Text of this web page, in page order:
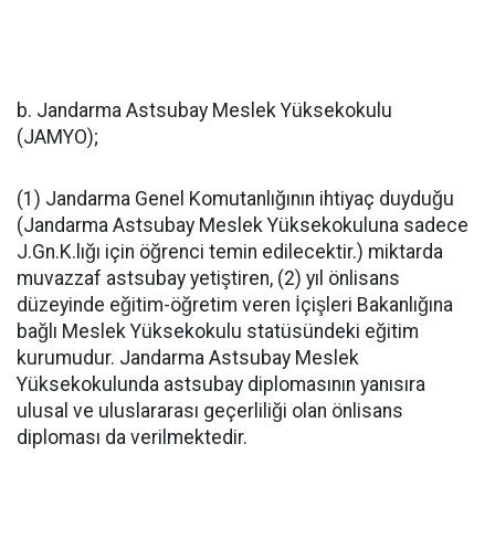
b. Jandarma Astsubay Meslek Yüksekokulu
(JAMYO);
(1) Jandarma Genel Komutanlığının ihtiyaç duyduğu
(Jandarma Astsubay Meslek Yüksekokuluna sadece
J.Gn.K.lığı için öğrenci temin edilecektir.) miktarda
muvazzaf astsubay yetiştiren, (2) yıl önlisans
düzeyinde eğitim-öğretim veren İçişleri Bakanlığına
bağlı Meslek Yüksekokulu statüsündeki eğitim
kurumudur. Jandarma Astsubay Meslek
Yüksekokulunda astsubay diplomasının yanısıra
ulusal ve uluslararası geçerliliği olan önlisans
diploması da verilmektedir.